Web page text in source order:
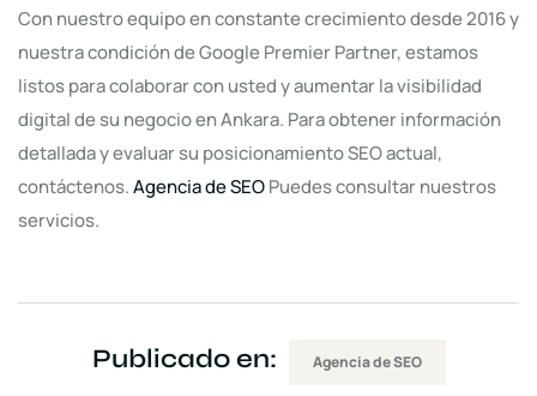
Con nuestro equipo en constante crecimiento desde 2016 y
nuestra condición de Google Premier Partner, estamos
listos para colaborar con usted y aumentar la visibilidad
digital de su negocio en Ankara. Para obtener información
detallada y evaluar su posicionamiento SEO actual,
contáctenos.Agencia de SEOPuedes consultar nuestros
servicios.
Publicado en: Agencia de SEO